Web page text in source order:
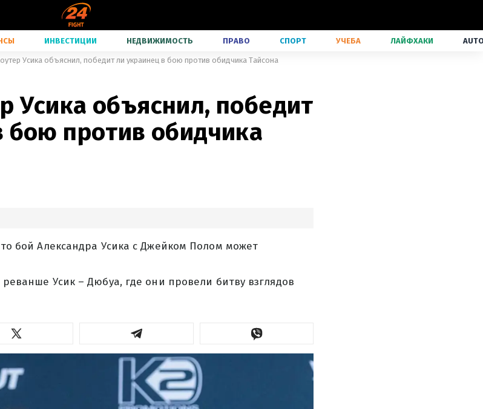
ИНВЕСТИЦИИ НЕДВИЖИМОСТЬ ПРАВО СПОРТ УЧЕБА ЛАЙФХАКИ
Усика объяснил, победит ли украинец в бою против обидчика Тайсона
Усика объяснил, победит
бою против обидчика
бой Александра Усика с Джейком Полом может
Усик – Дюбуа, где они провели битву взглядов